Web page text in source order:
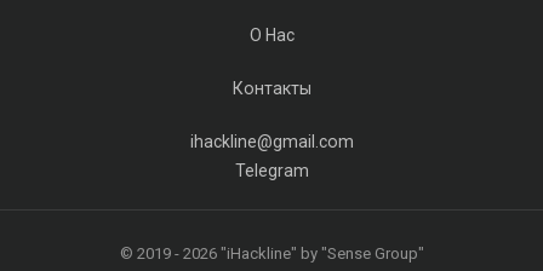
О Нас
Контакты
ihackline@gmail.com
Telegram
© 2019 - 2026 "iHackline" by "Sense Group"